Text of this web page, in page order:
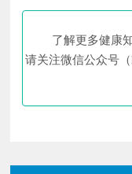
了解更多健康
请关注微信公众号